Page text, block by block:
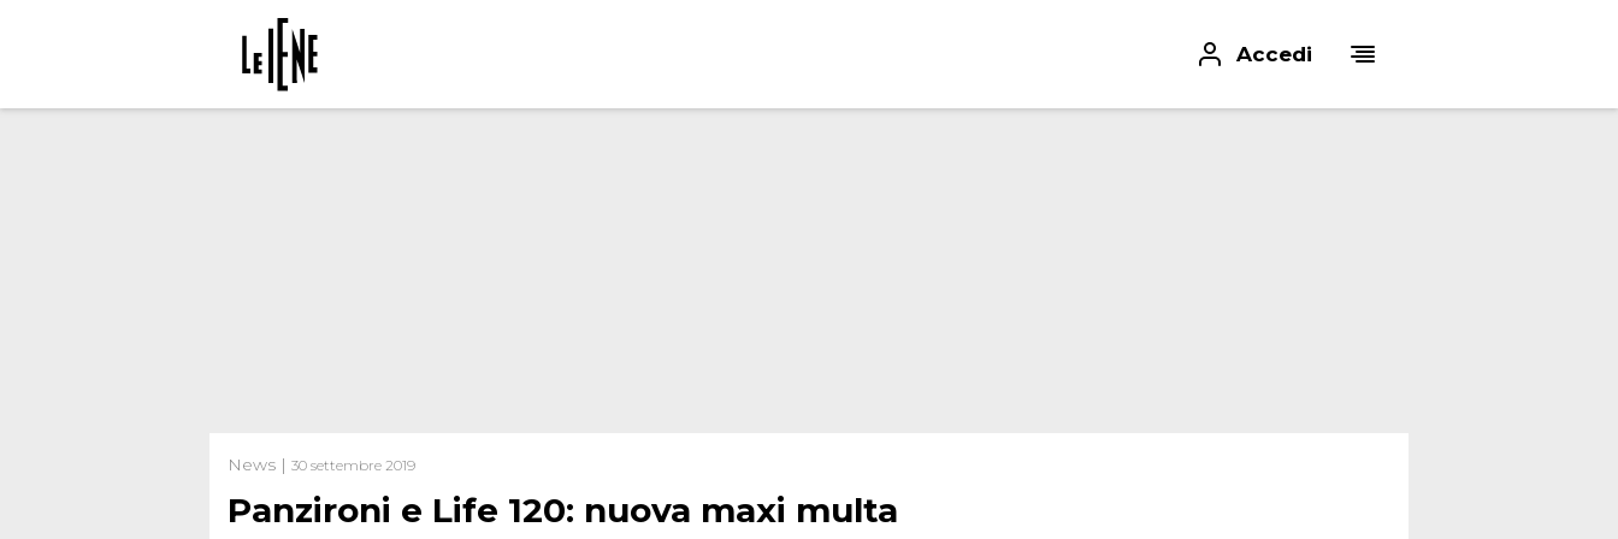
Accedi
News | 30 settembre 2019
Panzironi e Life 120: nuova maxi multa